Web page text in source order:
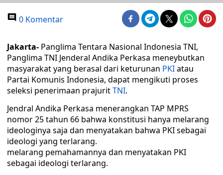
0 Komentar
Jakarta- Panglima Tentara Nasional Indonesia TNI,
Panglima TNI Jenderal Andika Perkasa meneybutkan
masyarakat yang berasal dari keturunan PKIatau
Partai Komunis Indonesia, dapat mengikuti proses
seleksi penerimaan prajuritTNI.
Jendral Andika Perkasa menerangkan TAP MPRS
nomor 25 tahun 66 bahwa konstitusi hanya melarang
ideologinya saja dan menyatakan bahwa PKI sebagai
ideologi yang terlarang.
melarang pemahamannya dan menyatakan PKI
sebagai ideologi terlarang.